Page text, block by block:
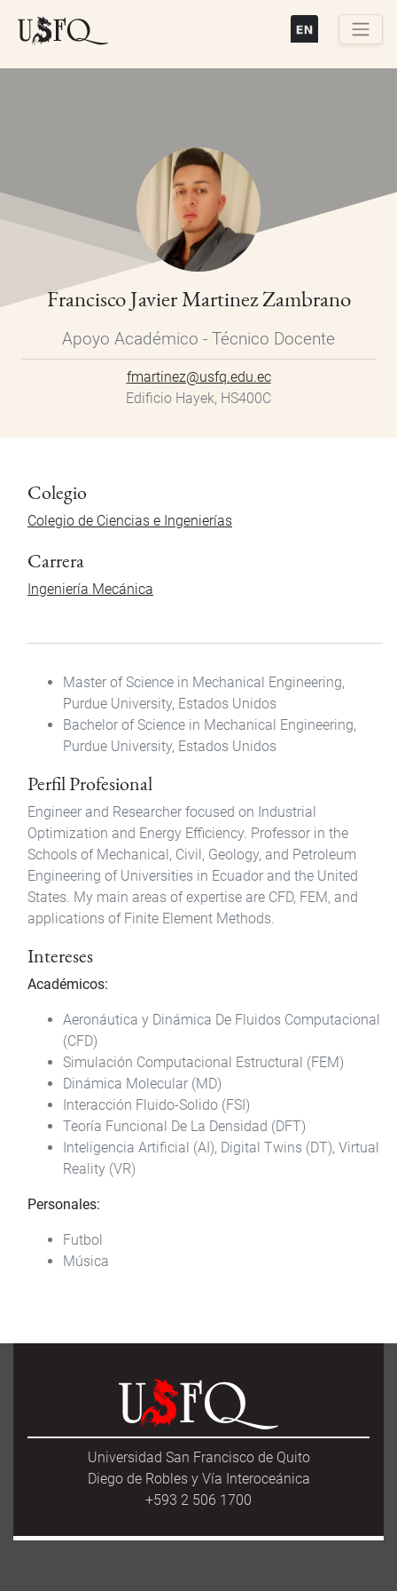
Francisco Javier Martinez Zambrano
Apoyo Académico - Técnico Docente
fmartinez@usfq.edu.ec
Edificio Hayek, HS400C
Colegio
Colegio de Ciencias e Ingenierías
Carrera
Ingeniería Mecánica
Master of Science in Mechanical Engineering,
Purdue University, Estados Unidos
Bachelor of Science in Mechanical Engineering,
Purdue University, Estados Unidos
Perfil Profesional
Engineer and Researcher focused on Industrial
Optimization and Energy Efficiency. Professor in the
Schools of Mechanical, Civil, Geology, and Petroleum
Engineering of Universities in Ecuador and the United
States. My main areas of expertise are CFD, FEM, and
applications of Finite Element Methods.
Intereses
Académicos:
Aeronáutica y Dinámica De Fluidos Computacional
(CFD)
Simulación Computacional Estructural (FEM)
Dinámica Molecular (MD)
Interacción Fluido-Solido (FSI)
Teoría Funcional De La Densidad (DFT)
Inteligencia Artificial (AI), Digital Twins (DT), Virtual
Reality (VR)
Personales:
Futbol
Música
Universidad San Francisco de Quito
Diego de Robles y Vía Interoceánica
+593 2 506 1700